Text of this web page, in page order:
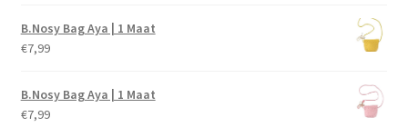
B.Nosy Bag Aya | 1 Maat
€7,99
B.Nosy Bag Aya | 1 Maat
€7,99